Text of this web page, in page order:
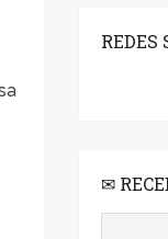
REDES
✉